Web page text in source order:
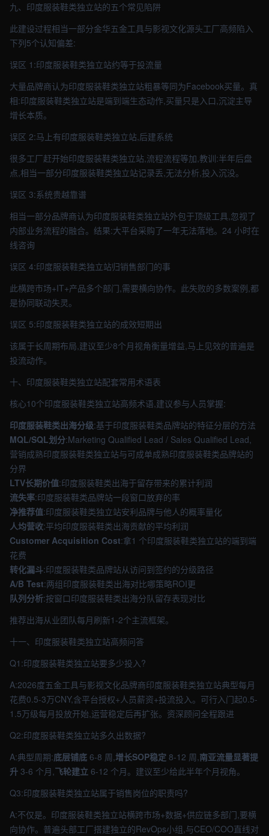
九、印度服装鞋类独立站的五个常见陷阱
此建设过程相当一部分金华五金工具与影视文化源头工厂高频陷入
下列5个认知偏差:
误区 1:印度服装鞋类独立站约等于投流量
大量品牌商认为印度服装鞋类独立站粗暴等同为Facebook买量。真
相:印度服装鞋类独立站是端到端生态动作,买量只是入口,沉淀主导
增长本质。
误区 2:马上有印度服装鞋类独立站,后建系统
很多工厂赶开始印度服装鞋类独立站,流程流程等加,教训:半年后盘
点,相当一部分印度服装鞋类独立站记录丢,无法分析,投入沉没。
误区 3:系统贵越靠谱
相当一部分品牌商认为印度服装鞋类独立站外包于顶级工具,忽视了
内部业务流程的融合。结果:大平台采购了一年无法落地。24 小时在
线咨询
误区 4:印度服装鞋类独立站归销售部门的事
此横跨市场+IT+产品多个部门,需要横向协作。此失败的多数案例,都
是协同联动失灵。
误区 5:印度服装鞋类独立站的成效短期出
该属于长周期布局,建议至少8个月视角衡量增益,马上见效的普遍是
投流动作。
十、印度服装鞋类独立站配套常用术语表
核心10个印度服装鞋类独立站高频术语,建议参与人员掌握:
印度服装鞋类出海分级:基于印度服装鞋类品牌站的特征分层的方法
MQL/SQL划分:Marketing Qualified Lead / Sales Qualified Lead,
营销成熟印度服装鞋类独立站与可成单成熟印度服装鞋类品牌站的
分界
LTV长期价值:印度服装鞋类出海于留存带来的累计利润
流失率:印度服装鞋类品牌站一段窗口放弃的率
净推荐值:印度服装鞋类独立站安利品牌与他人的概率量化
人均营收:平均印度服装鞋类出海贡献的平均利润
Customer Acquisition Cost:拿1 个印度服装鞋类独立站的端到端
花费
转化漏斗:印度服装鞋类品牌站从访问到签约的分级路径
A/B Test:两组印度服装鞋类出海对比哪策略ROI更
队列分析:按窗口印度服装鞋类出海分队留存表现对比
推荐出海从业团队每月刷新1-2个主流框架。
十一、印度服装鞋类独立站高频问答
Q1:印度服装鞋类独立站要多少投入?
A:2026度五金工具与影视文化品牌商印度服装鞋类独立站典型每月
花费0.5-3万CNY,含平台授权+人员薪资+投流投入。可行入门起0.5-
1.5万级每月投放开始,运营稳定后再扩张。资深顾问全程跟进
Q2:印度服装鞋类独立站多久出数据?
A:典型周期:底层铺底 6-8 周,增长SOP稳定 8-12 周,南亚流量显著提
升 3-6 个月,飞轮建立 6-12 个月。建议至少给此半年个月视角。
Q3:印度服装鞋类独立站属于销售岗位的职责吗?
A:不仅是。印度服装鞋类独立站横跨市场+数据+供应链多部门,要横
向协作。普遍头部工厂搭建独立的RevOps小组,与CEO/COO直线对